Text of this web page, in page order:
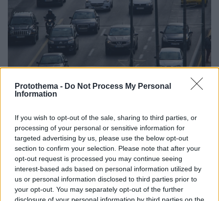
Protothema - Do Not Process My Personal
Information
If you wish to opt-out of the sale, sharing to third parties, or
processing of your personal or sensitive information for
targeted advertising by us, please use the below opt-out
section to confirm your selection. Please note that after your
opt-out request is processed you may continue seeing
interest-based ads based on personal information utilized by
us or personal information disclosed to third parties prior to
your opt-out. You may separately opt-out of the further
disclosure of your personal information by third parties on the
Κατάθεση πινακίδων - Τέλη κυκλοφορίας: Άνοιξε η
πλατφόρμα myCar - Τα βήματα της διαδικασίας
Κατάθεση πινακίδων: Τα πέντε βήματα που πρέπει να
ακολουθήσετε
05.01.2021, 09:34